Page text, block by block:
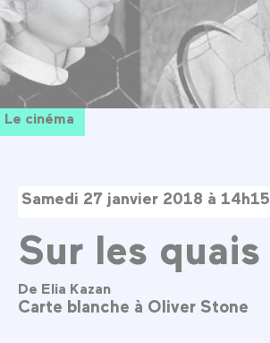
Le cinéma
Samedi 27 janvier 2018 à 14h15
Sur les quais
De Elia Kazan
Carte blanche à Oliver Stone